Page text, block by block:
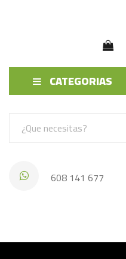
CATEGORIAS
608 141 677